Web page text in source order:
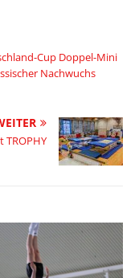
Cup Doppel-Mini
Nachwuchs
TROPHY